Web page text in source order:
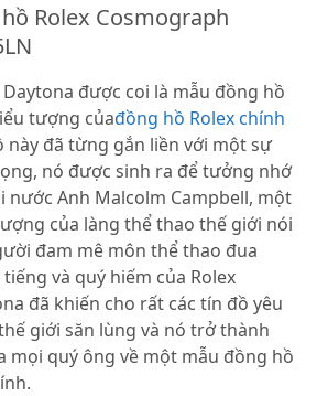
Rolex Cosmograph
được coi là mẫu đồng hồ
tượng củađồng hồ Rolex chính
này đã từng gắn liền với một sự
nó được sinh ra để tưởng nhớ
nước Anh Malcolm Campbell, một
của làng thể thao thế giới nói
đam mê môn thể thao đua
và quý hiếm của Rolex
đã khiến cho rất các tín đồ yêu
giới săn lùng và nó trở thành
mọi quý ông về một mẫu đồng hồ